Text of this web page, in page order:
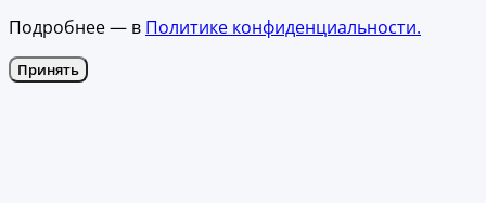
Подробнее — в Политике конфиденциальности.
Принять